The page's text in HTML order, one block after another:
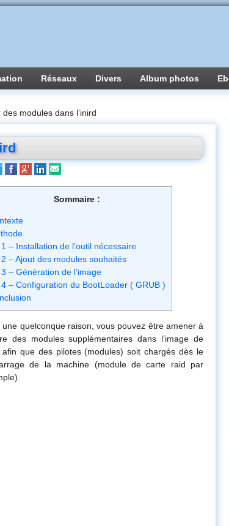
Réseaux Divers Album photos
des modules dans l’inird
Sommaire :
1 – Installation de l’outil nécessaire
2 – Ajout des modules souhaités
3 – Génération de l’image
4 – Configuration du BootLoader ( GRUB )
une quelconque raison, vous pouvez être amener à
des modules supplémentaires dans l’image de
afin que des pilotes (modules) soit chargés dès le
de la machine (module de carte raid par